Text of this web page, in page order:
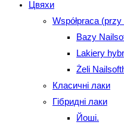
Цвяхи
Współpraca (przy
Bazy
Lakiery
Żeli
Класичні лаки
Гібридні лаки
Йоші.